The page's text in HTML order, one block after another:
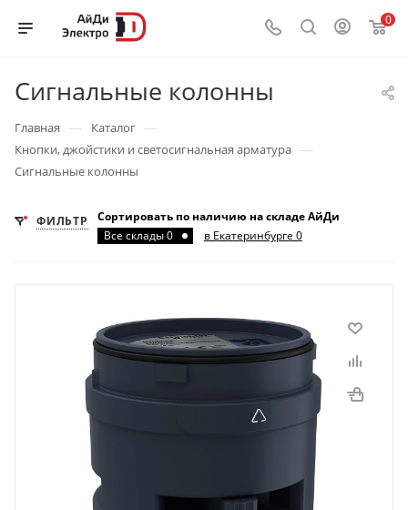
0
Сигнальные колонны
Главная — Каталог —
Кнопки, джойстики и светосигнальная арматура —
Сигнальные колонны
ФИЛЬТР
Сортировать по наличию на складе АйДи
Все склады 0
в Екатеринбурге 0